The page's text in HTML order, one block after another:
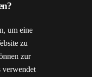
um eine
zu
zur
verwendet